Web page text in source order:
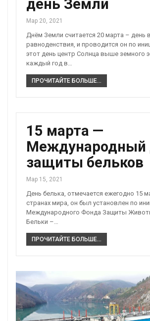
день Земли
Мар 20, 2021
Днём Земли считается 20 марта – день
равноденствия, и проводится он по
этот день центр Солнца выше земного
каждый год в…
ПРОЧИТАЙТЕ БОЛЬШЕ...
15 марта —
Международный
защиты бельков
Мар 15, 2021
День белька, отмечается ежегодно 15
странах мира, он был установлен по
Международного Фонда Защиты
Бельки –…
ПРОЧИТАЙТЕ БОЛЬШЕ...